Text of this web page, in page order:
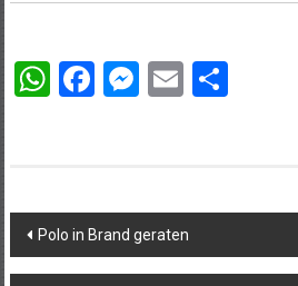
WhatsApp
Facebook
Messenger
EmailTeilen
Beitragsnavigation
Polo in Brand geraten